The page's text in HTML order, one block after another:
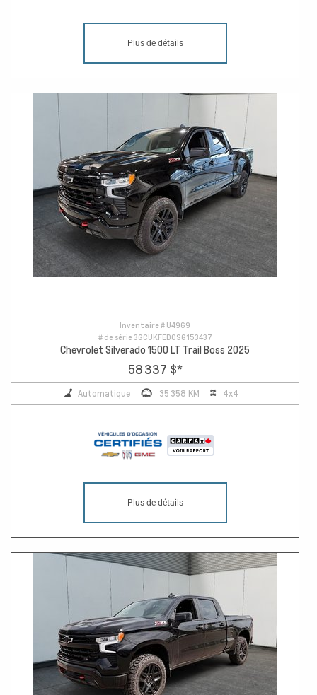
Plus de détails
Inventaire # U4969
# de série3GCUKFED0SG153437
Chevrolet Silverado 1500 LT Trail Boss 2025
58 337 $*
Automatique 35 358 KM 4x4
Plus de détails